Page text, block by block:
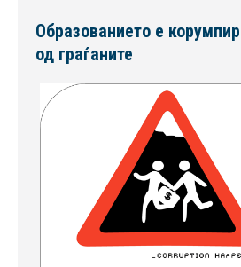
Образованието е
од граѓаните